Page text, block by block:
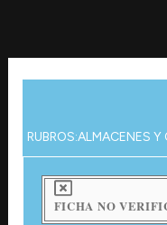
contenido
RUBROS:ALMACENES Y
FICHA NO